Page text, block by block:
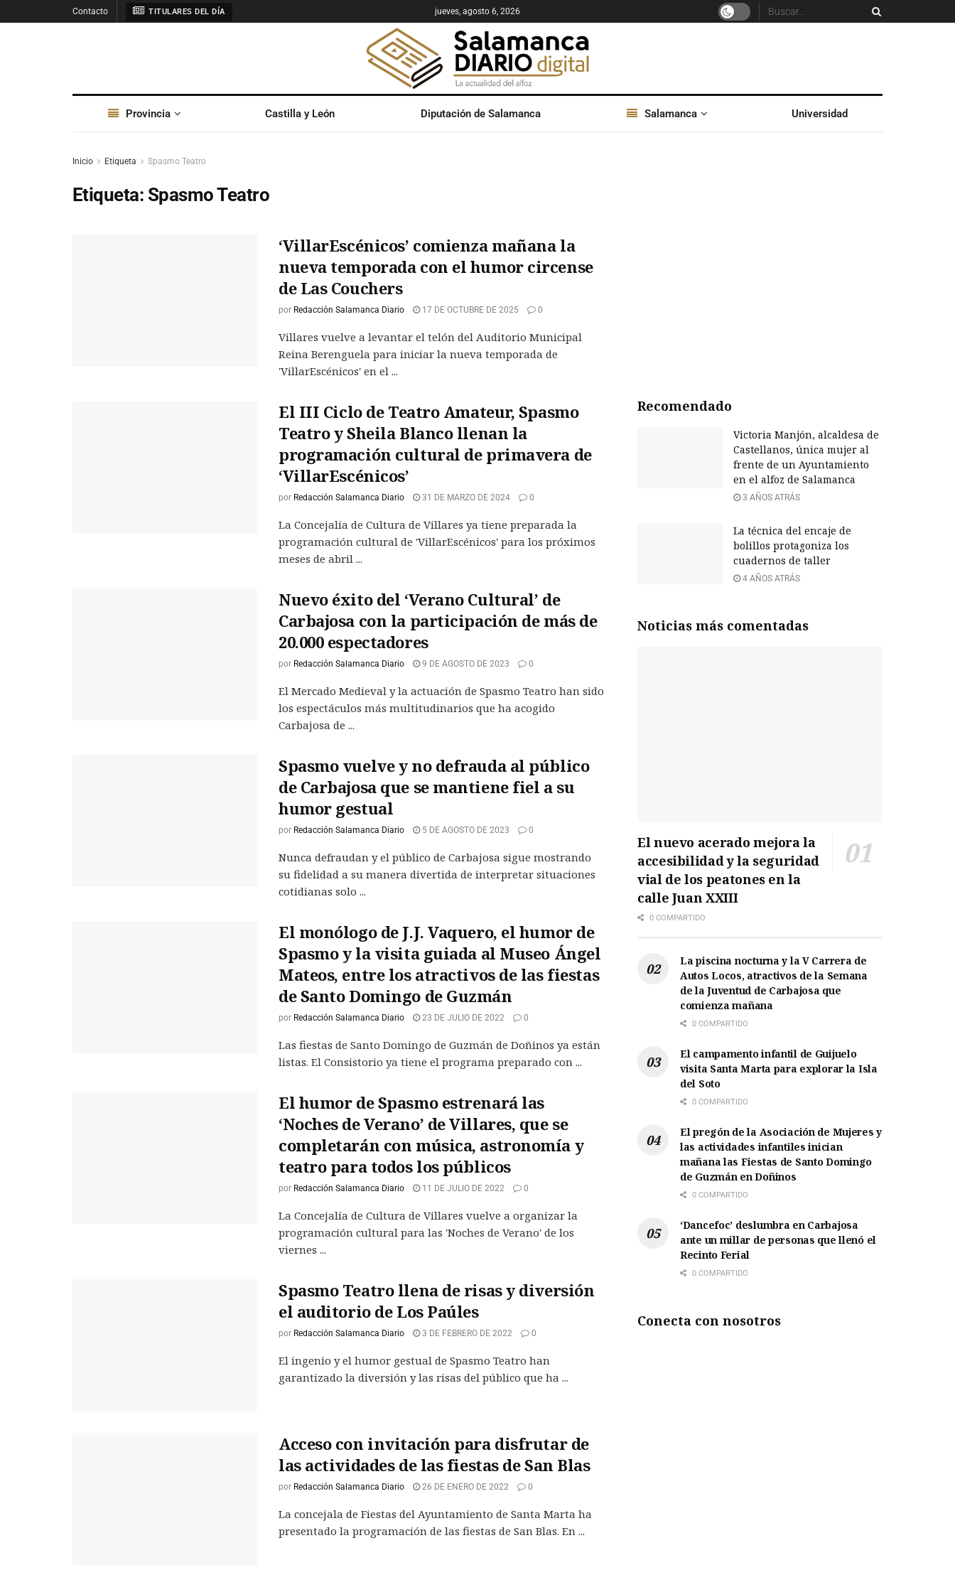
Contacto TITULARES DEL DÍA jueves, agosto 6, 2026
Provincia Castilla y León Diputación de Salamanca Salamanca Universidad
Inicio Etiqueta Spasmo Teatro
Etiqueta: Spasmo Teatro
‘VillarEscénicos’ comienza mañana la
nueva temporada con el humor circense
de Las Couchers
por Redacción Salamanca Diario 17 DE OCTUBRE DE 2025 0
Villares vuelve a levantar el telón del Auditorio Municipal
Reina Berenguela para iniciar la nueva temporada de
'VillarEscénicos' en el ...
El III Ciclo de Teatro Amateur, Spasmo
Teatro y Sheila Blanco llenan la
programación cultural de primavera de
‘VillarEscénicos’
por Redacción Salamanca Diario 31 DE MARZO DE 2024 0
La Concejalía de Cultura de Villares ya tiene preparada la
programación cultural de 'VillarEscénicos' para los próximos
meses de abril ...
Nuevo éxito del ‘Verano Cultural’ de
Carbajosa con la participación de más de
20.000 espectadores
por Redacción Salamanca Diario 9 DE AGOSTO DE 2023 0
El Mercado Medieval y la actuación de Spasmo Teatro han sido
los espectáculos más multitudinarios que ha acogido
Carbajosa de ...
Spasmo vuelve y no defrauda al público
de Carbajosa que se mantiene fiel a su
humor gestual
por Redacción Salamanca Diario 5 DE AGOSTO DE 2023 0
Nunca defraudan y el público de Carbajosa sigue mostrando
su fidelidad a su manera divertida de interpretar situaciones
cotidianas solo ...
El monólogo de J.J. Vaquero, el humor de
Spasmo y la visita guiada al Museo Ángel
Mateos, entre los atractivos de las fiestas
de Santo Domingo de Guzmán
por Redacción Salamanca Diario 23 DE JULIO DE 2022 0
Las fiestas de Santo Domingo de Guzmán de Doñinos ya están
listas. El Consistorio ya tiene el programa preparado con ...
El humor de Spasmo estrenará las
‘Noches de Verano’ de Villares, que se
completarán con música, astronomía y
teatro para todos los públicos
por Redacción Salamanca Diario 11 DE JULIO DE 2022 0
La Concejalía de Cultura de Villares vuelve a organizar la
programación cultural para las 'Noches de Verano' de los
viernes ...
Spasmo Teatro llena de risas y diversión
el auditorio de Los Paúles
por Redacción Salamanca Diario 3 DE FEBRERO DE 2022 0
El ingenio y el humor gestual de Spasmo Teatro han
garantizado la diversión y las risas del público que ha ...
Acceso con invitación para disfrutar de
las actividades de las fiestas de San Blas
por Redacción Salamanca Diario 26 DE ENERO DE 2022 0
La concejala de Fiestas del Ayuntamiento de Santa Marta ha
presentado la programación de las fiestas de San Blas. En ...
Recomendado
Victoria Manjón, alcaldesa de
Castellanos, única mujer al
frente de un Ayuntamiento
en el alfoz de Salamanca
3 AÑOS ATRÁS
La técnica del encaje de
bolillos protagoniza los
cuadernos de taller
4 AÑOS ATRÁS
Noticias más comentadas
El nuevo acerado mejora la
accesibilidad y la seguridad
vial de los peatones en la
calle Juan XXIII
0 COMPARTIDO
La piscina nocturna y la V Carrera de
Autos Locos, atractivos de la Semana
de la Juventud de Carbajosa que
comienza mañana
0 COMPARTIDO
El campamento infantil de Guijuelo
visita Santa Marta para explorar la Isla
del Soto
0 COMPARTIDO
El pregón de la Asociación de Mujeres y
las actividades infantiles inician
mañana las Fiestas de Santo Domingo
de Guzmán en Doñinos
0 COMPARTIDO
‘Dancefoc’ deslumbra en Carbajosa
ante un millar de personas que llenó el
Recinto Ferial
0 COMPARTIDO
Conecta con nosotros